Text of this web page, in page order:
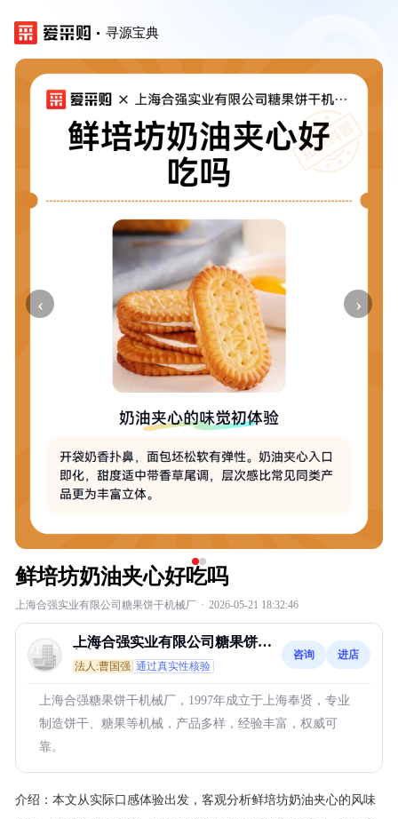
寻源宝典
‹ ›
鲜培坊奶油夹心好吃吗
上海合强实业有限公司糖果饼干机械厂 · 2026-05-21 18:32:46
上海合强实业有限公司糖果饼干
机械厂
法人:曹国强 通过真实性核验
咨询 进店
上海合强糖果饼干机械厂，1997年成立于上海奉贤，专业
制造饼干、糖果等机械，产品多样，经验丰富，权威可
靠。
介绍： 本文从实际口感体验出发，客观分析鲜培坊奶油夹心的风味